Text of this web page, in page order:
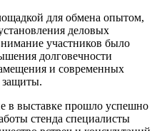
для обмена опытом,
деловых
участников было
долговечности
и современных
защиты.
в выставке прошло успешно
стенда специалисты